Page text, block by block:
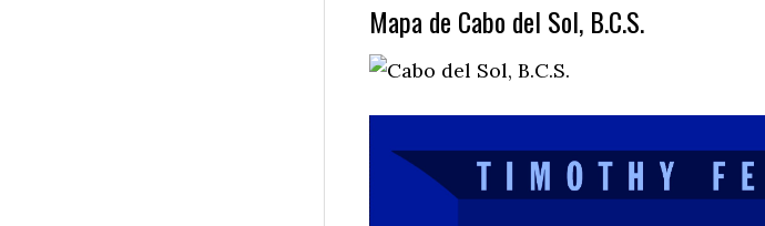
Mapa de Cabo del Sol, B.C.S.